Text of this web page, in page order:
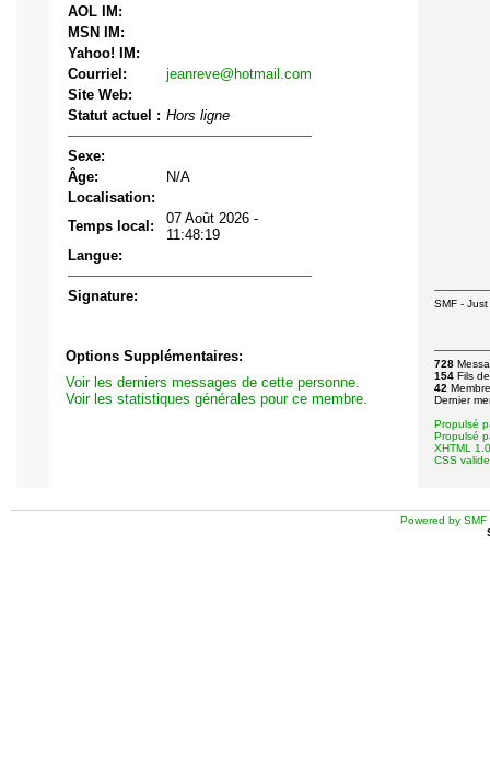
AOL IM:
MSN IM:
Yahoo! IM:
Courriel:
jeanreve@hotmail.com
Site Web:
Statut actuel : Hors ligne
Sexe:
Âge:
N/A
Localisation:
Temps local:
07 Août 2026 -
11:48:19
Langue:
Signature:
Options Supplémentaires:
Voir les derniers messages de cette personne.
Voir les statistiques générales pour ce membre.
SMF -
728
154 Fils
42
Dernier
Propulsé
Propulsé
XHTML
CSS
Powered by SMF